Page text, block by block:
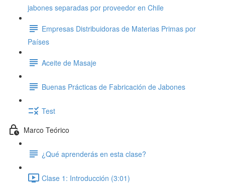
jabones separadas por proveedor en Chile
Empresas Distribuidoras de Materias Primas por
Países
Aceite de Masaje
Buenas Prácticas de Fabricación de Jabones
Test
Marco Teórico
¿Qué aprenderás en esta clase?
Clase 1: Introducción (3:01)